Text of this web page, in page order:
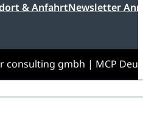
& AnfahrtNewsletter
consulting gmbh | MCP